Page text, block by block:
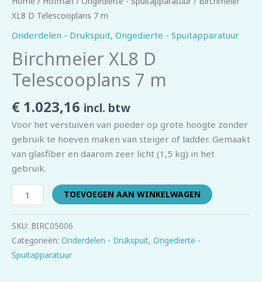
XL8 D Telescooplans 7 m
Onderdelen - Drukspuit, Ongedierte - Spuitapparatuur
Birchmeier XL8 D
Telescooplans 7 m
€ 1.023,16 incl. btw
Voor het verstuiven van poeder op grote hoogte zonder
gebruik te hoeven maken van steiger of ladder. Gemaakt
van glasfiber en daarom zeer licht (1,5 kg) in het
gebruik.
TOEVOEGEN AAN WINKELWAGEN
SKU: BIRC05006
Categorieën: Onderdelen - Drukspuit, Ongedierte -
Spuitapparatuur